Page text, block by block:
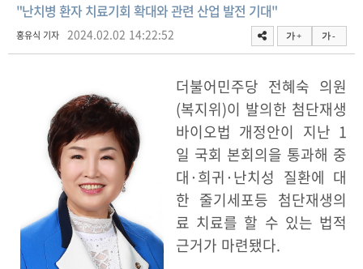
"난치병 환자 치료기회 확대와 관련 산업 발전 기대"
홍유식 기자 2024.02.02 14:22:52 가 + 가 -
더불어민주당 전혜숙 의원
(복지위)이 발의한 첨단재생
바이오법 개정안이 지난 1
일 국회 본회의을 통과해 중
대·희귀·난치성 질환에 대
한 줄기세포등 첨단재생의
료 치료를 할 수 있는 법적
근거가 마련됐다.